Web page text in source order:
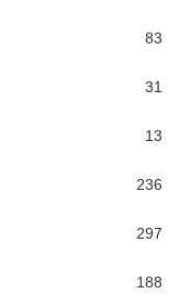
83
31
13
236
297
188